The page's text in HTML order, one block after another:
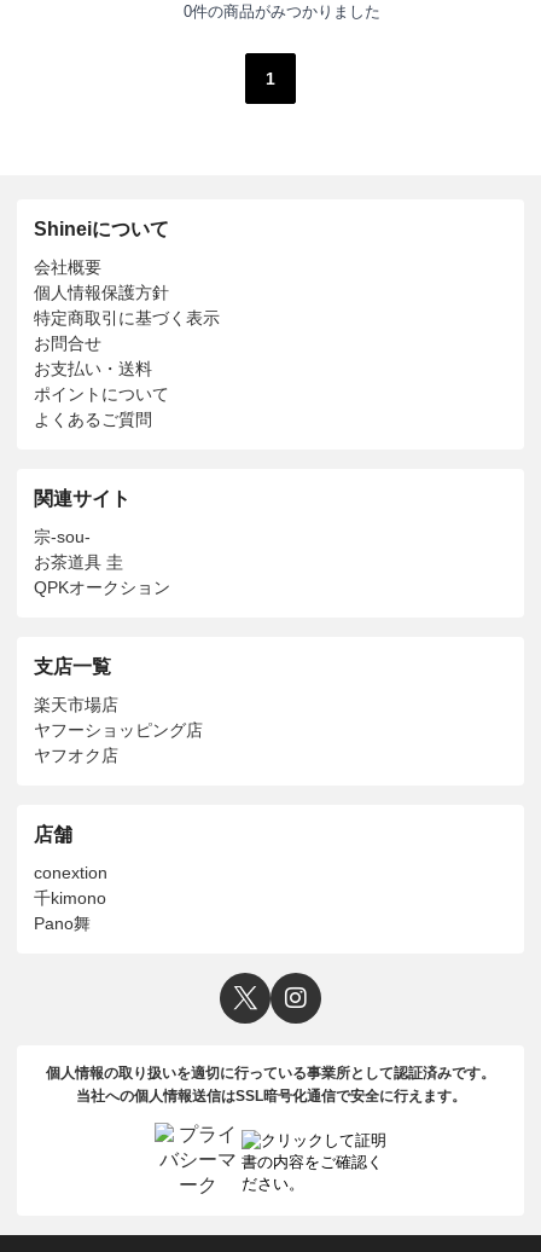
0件の商品がみつかりました
1
Shineiについて
会社概要
個人情報保護方針
特定商取引に基づく表示
お問合せ
お支払い・送料
ポイントについて
よくあるご質問
関連サイト
宗-sou-
お茶道具 圭
QPKオークション
支店一覧
楽天市場店
ヤフーショッピング店
ヤフオク店
店舗
conextion
千kimono
Pano舞
個人情報の取り扱いを適切に行っている事業所として認証済みです。
当社への個人情報送信はSSL暗号化通信で安全に行えます。